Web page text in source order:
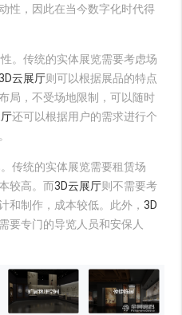
性，因此在当今数字化时代得
。传统的实体展览需要考虑场
云展厅则可以根据展品的特点
局，不受场地限制，可以随时
还可以根据用户的需求进行个
传统的实体展览需要租赁场
较高。而3D云展厅则不需要考
和制作，成本较低。此外，3D
要专门的导览人员和安保人